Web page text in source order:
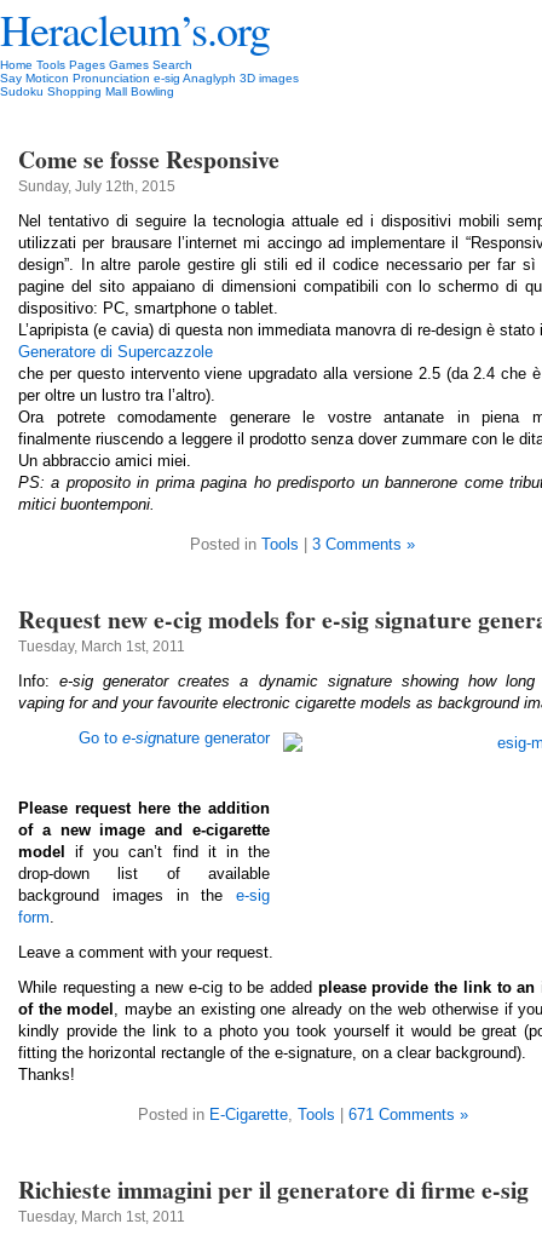
Heracleum’s.org
Home Tools Pages Games Search
Say Moticon Pronunciation e-sig Anaglyph 3D images
Sudoku Shopping Mall Bowling
Come se fosse Responsive
Sunday, July 12th, 2015
Nel tentativo di seguire la tecnologia attuale ed i dispositivi mobili
utilizzati per brausare l’internet mi accingo ad implementare il
design”. In altre parole gestire gli stili ed il codice necessario per far sì
pagine del sito appaiano di dimensioni compatibili con lo schermo di
dispositivo: PC, smartphone o tablet.
L’apripista (e cavia) di questa non immediata manovra di re-design è stato
Generatore di Supercazzole
che per questo intervento viene upgradato alla versione 2.5 (da 2.4 che
per oltre un lustro tra l’altro).
Ora potrete comodamente generare le vostre antanate in piena
finalmente riuscendo a leggere il prodotto senza dover zummare con le
Un abbraccio amici miei.
PS: a proposito in prima pagina ho predisporto un bannerone come
mitici buontemponi.
Posted in Tools 3 Comments »
Request new e-cig models for e-sig signature
Tuesday, March 1st, 2011
Info:e-sig generator creates a dynamic signature showing how long
vaping for and your favourite electronic cigarette models as background
Go to e-signature generator
Please request here the addition
of a new image and e-cigarette
model
if you can’t find it in the
drop-down list of available
background images in the e-sig
form.
Leave a comment with your request.
While requesting a new e-cig to be added please provide the link to an
of the model , maybe an existing one already on the web otherwise if
kindly provide the link to a photo you took yourself it would be great
fitting the horizontal rectangle of the e-signature, on a clear background).
Thanks!
Posted in E-Cigarette, Tools 671 Comments »
Richieste immagini per il generatore di firme e-sig
Tuesday, March 1st, 2011